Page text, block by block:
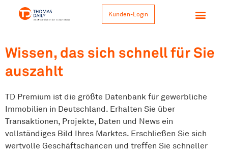
Kunden-Login
Wissen, das sich schnell für Sie
auszahlt
TD Premium ist die größte Datenbank für gewerbliche
Immobilien in Deutschland. Erhalten Sie über
Transaktionen, Projekte, Daten und News ein
vollständiges Bild Ihres Marktes. Erschließen Sie sich
wertvolle Geschäftschancen und treffen Sie schneller